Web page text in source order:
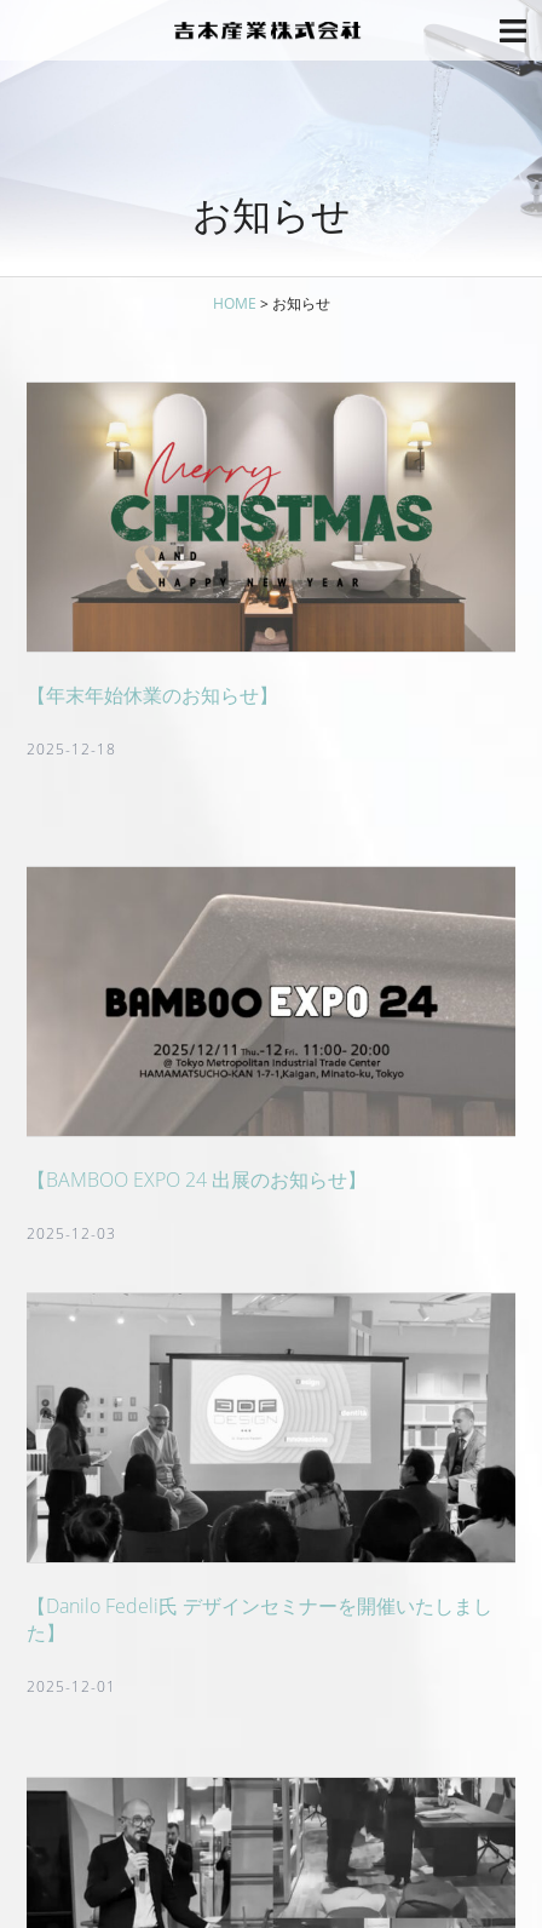
お知らせ
HOME > お知らせ
【年末年始休業のお知らせ】
2025-12-18
【BAMBOO EXPO 24 出展のお知らせ】
2025-12-03
【Danilo Fedeli氏 デザインセミナーを開催いたしまし
た】
2025-12-01